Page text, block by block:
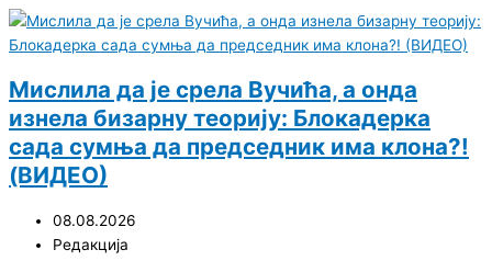
Мислила да је срела Вучића, а онда
изнела бизарну теорију: Блокадерка
сада сумња да председник има клона?!
(ВИДЕО)
08.08.2026
Редакција